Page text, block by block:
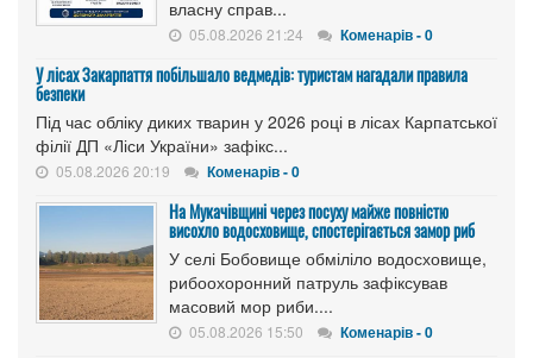
власну справ...
05.08.2026 21:24 Коменарів - 0
У лісах Закарпаття побільшало ведмедів: туристам нагадали правила
безпеки
Під час обліку диких тварин у 2026 році в лісах Карпатської
філії ДП «Ліси України» зафікс...
05.08.2026 20:19 Коменарів - 0
На Мукачівщині через посуху майже повністю
висохло водосховище, спостерігається замор риб
У селі Бобовище обміліло водосховище,
рибоохоронний патруль зафіксував
масовий мор риби....
05.08.2026 15:50 Коменарів - 0